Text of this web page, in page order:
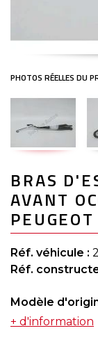
to
the
beginning
of
the
images
gallery
BRAS
AVANT
Réf. véhicule :
Réf.
Modèle
+ d'information